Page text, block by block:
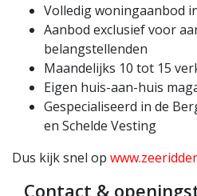
Volledig woningaanbod
Aanbod exclusief voor
belangstellenden
Maandelijks 10 tot 15
Eigen huis-aan-huis
Gespecialiseerd in de
en Schelde Vesting
Dus kijk snel op
Contact &